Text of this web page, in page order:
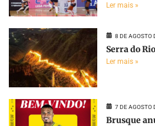
Ler mais »
8 DE AGOSTO
Serra do
Ler mais »
7 DE AGOSTO
Brusque